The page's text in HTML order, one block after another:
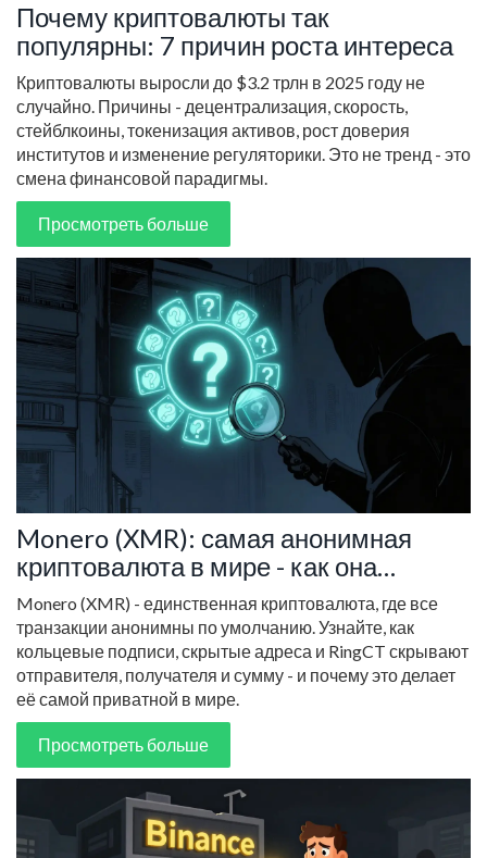
Почему криптовалюты так
популярны: 7 причин роста интереса
Криптовалюты выросли до $3.2 трлн в 2025 году не
случайно. Причины - децентрализация, скорость,
стейблкоины, токенизация активов, рост доверия
институтов и изменение регуляторики. Это не тренд - это
смена финансовой парадигмы.
Просмотреть больше
Monero (XMR): самая анонимная
криптовалюта в мире - как она
работает и почему её не могут
отследить
Monero (XMR) - единственная криптовалюта, где все
транзакции анонимны по умолчанию. Узнайте, как
кольцевые подписи, скрытые адреса и RingCT скрывают
отправителя, получателя и сумму - и почему это делает
её самой приватной в мире.
Просмотреть больше